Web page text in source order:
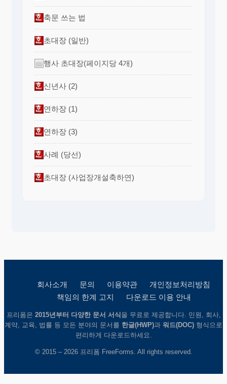
축문 쓰는 법
초대장 (일반)
행사 초대장(페이지당 4개)
신년사 (2)
연하장 (1)
연하장 (3)
사례 (당선)
초대장 (사업장개설축하연)
회사소개 문의 이용약관
개인정보처리방침
책임의 한계 고지
다운로드 이용 안내
프리폼은 2015년부터 다양한 문서 서식 을 무료로 제공합니다. 민원, 회사,
계약, 교육, 법률 등 모든 분야의 문서를 한글(HWP)과 워드(DOC) 형식으로
편리하게 다운로드하세요.
© 2015 – 2026 프리폼 FreeForms. All rights reserved.